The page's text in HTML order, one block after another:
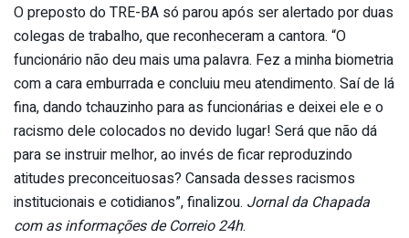
O preposto do TRE-BA só parou após ser alertado por duas
colegas de trabalho, que reconheceram a cantora. “O
funcionário não deu mais uma palavra. Fez a minha biometria
com a cara emburrada e concluiu meu atendimento. Saí de lá
fina, dando tchauzinho para as funcionárias e deixei ele e o
racismo dele colocados no devido lugar! Será que não dá
para se instruir melhor, ao invés de ficar reproduzindo
atitudes preconceituosas? Cansada desses racismos
institucionais e cotidianos”, finalizou. Jornal da Chapada
com as informações de Correio 24h.